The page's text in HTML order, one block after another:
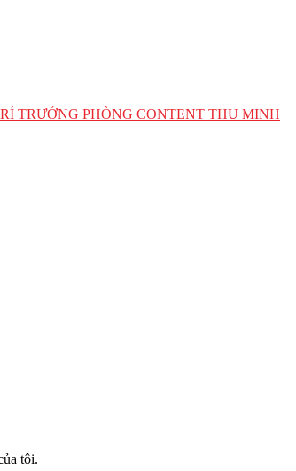
TRƯỞNG PHÒNG CONTENT THU MINH
tôi.